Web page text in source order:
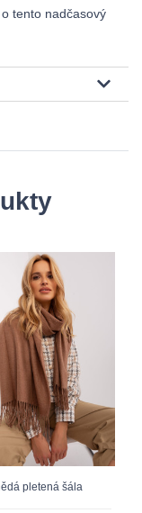
tento nadčasový
pletená šála